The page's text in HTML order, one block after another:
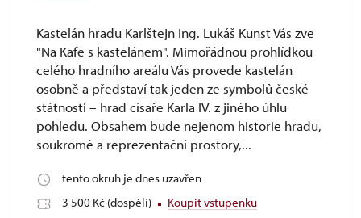
Kastelán hradu Karlštejn Ing. Lukáš Kunst Vás zve
"Na Kafe s kastelánem". Mimořádnou prohlídkou
celého hradního areálu Vás provede kastelán
osobně a představí tak jeden ze symbolů české
státnosti – hrad císaře Karla IV. z jiného úhlu
pohledu. Obsahem bude nejenom historie hradu,
soukromé a reprezentační prostory,...
tento okruh je dnes uzavřen
3 500 Kč (dospělí)
Koupit vstupenku